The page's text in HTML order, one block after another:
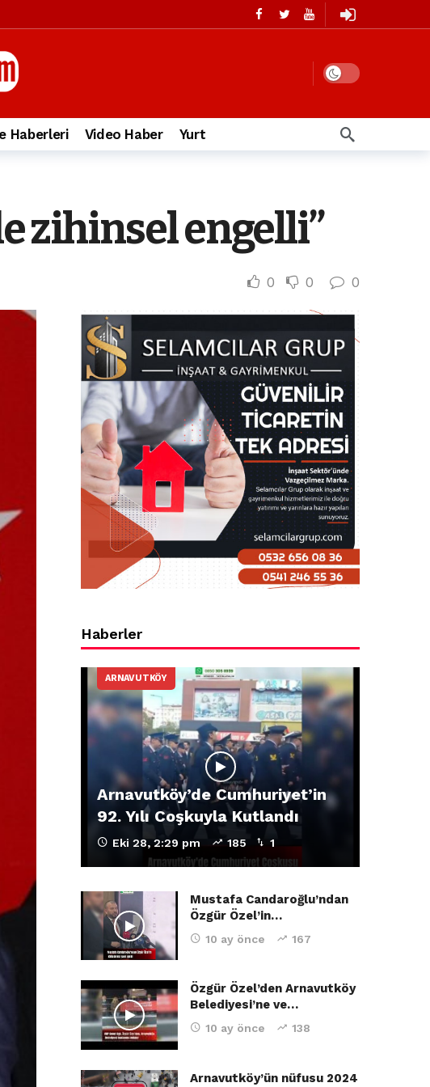
ay önce
Haberleri Video Haber Yurt
zihinsel engelli”
0 0 0
Haberler
ARNAVUTKÖY
Arnavutköy’de Cumhuriyet’in
92. Yılı Coşkuyla Kutlandı
Eki 28, 2:29 pm 185 1
Mustafa Candaroğlu’ndan
Özgür Özel’in…
10 ay önce 167
Özgür Özel’den Arnavutköy
Belediyesi’ne ve…
10 ay önce 138
Arnavutköy’ün nüfusu 2024